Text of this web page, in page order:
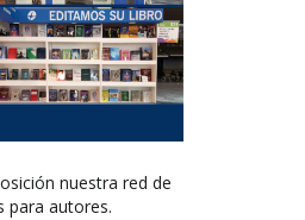
nuestra red de
para autores.